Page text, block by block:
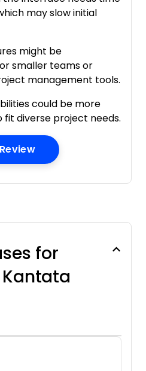
may slow initial
might be
smaller teams or
management tools.
could be more
fit diverse project needs.
Opens New Window
for